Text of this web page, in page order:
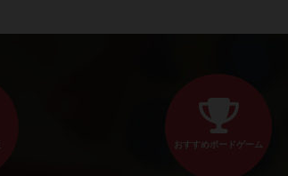
おすすめボードゲーム